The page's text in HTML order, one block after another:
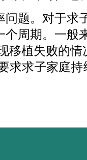
问题。对于求
周期。一般
移植失败的
求求子家庭